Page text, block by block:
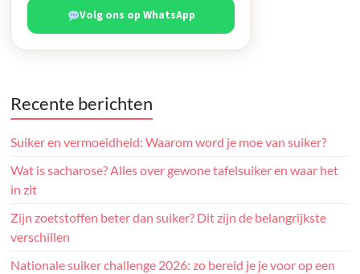
Volg ons op WhatsApp
Recente berichten
Suiker en vermoeidheid: Waarom word je moe van suiker?
Wat is sacharose? Alles over gewone tafelsuiker en waar het
in zit
Zijn zoetstoffen beter dan suiker? Dit zijn de belangrijkste
verschillen
Nationale suiker challenge 2026: zo bereid je je voor op een